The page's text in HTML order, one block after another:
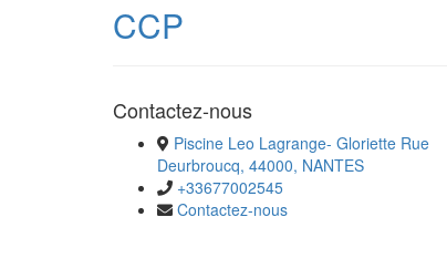
CCP
Contactez-nous
Piscine Leo Lagrange- Gloriette Rue
Deurbroucq, 44000, NANTES
+33677002545
Contactez-nous